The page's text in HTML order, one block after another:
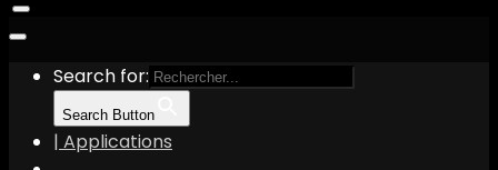
Search for:
Search Button
| Applications